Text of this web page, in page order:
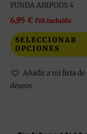
FUNDA AIRPODS 4
6,95 € IVA incluido
SELECCIONAR
OPCIONES
Añadir a mi lista de
deseos